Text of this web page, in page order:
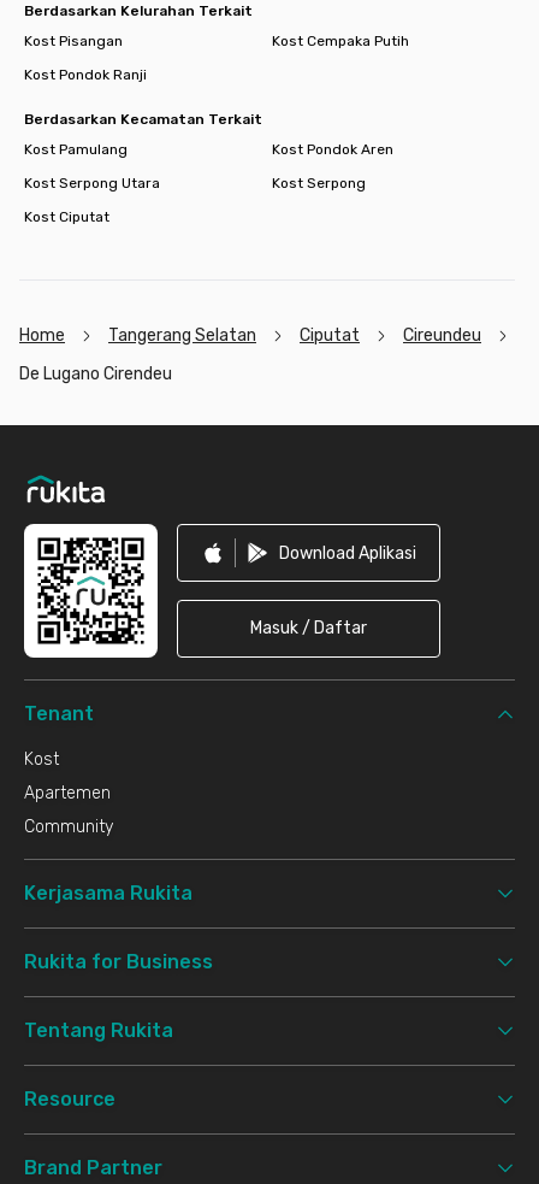
Berdasarkan Kelurahan Terkait
Kost Pisangan
Kost Cempaka Putih
Kost Pondok Ranji
Berdasarkan Kecamatan Terkait
Kost Pamulang
Kost Pondok Aren
Kost Serpong Utara
Kost Serpong
Kost Ciputat
Home Tangerang Selatan Ciputat
Cireundeu
De Lugano Cirendeu
Download Aplikasi
Masuk / Daftar
Tenant
Kost
Apartemen
Community
Kerjasama Rukita
Rukita for Business
Tentang Rukita
Resource
Brand Partner